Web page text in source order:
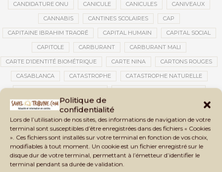
Politique de
confidentialité
Lors de l’utilisation de nos sites, des informations de navigation de votre
terminal sont susceptibles d’être enregistrées dans des fichiers « Cookies
». Ces fichiers sont installés sur votre terminal en fonction de vos choix,
modifiables à tout moment. Un cookie est un fichier enregistré sur le
disque dur de votre terminal, permettant à l’émetteur d’identifier le
terminal pendant sa durée de validation.
CANDIDATURE ONU CANICULE CANICULES CANIVEAUX
CANNABIS CANTINES SCOLAIRES CAP
CAPITAINE IBRAHIM TRAORÉ CAPITAL HUMAIN CAPITAL SOCIAL
CAPITOLE CARBURANT CARBURANT MALI
CARTE D’IDENTITÉ BIOMÉTRIQUE CARTE NINA CARTONS ROUGES
CASABLANCA CATASTROPHE CATASTROPHE NATURELLE
CATASTROPHES CLIMATIQUES CATASTROPHES NATURELLES
CAUTION 10 000 DOLLARS CAUTION DE VISA CECOGEC
CÉDÉAO CEDEAO CEI CÉLÉBRATION NATIONALE CEMAC
CENTRAFRIQUE CENTRALE SOLAIRE
CENTRALE SOLAIRE DE SANANKOROBA